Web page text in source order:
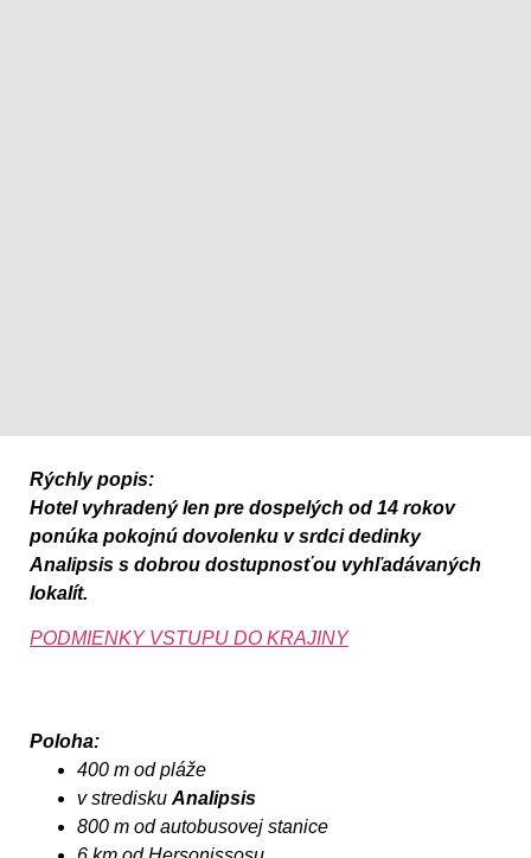
Rýchly popis:
Hotel vyhradený len pre dospelých od 14 rokov
ponúka pokojnú dovolenku v srdci dedinky
Analipsis s dobrou dostupnosťou vyhľadávaných
lokalít.
PODMIENKY VSTUPU DO KRAJINY
Poloha:
400 m od pláže
v stredisku Analipsis
800 m od autobusovej stanice